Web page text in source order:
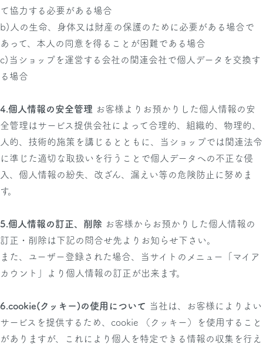
て協力する必要がある場合
b)人の生命、身体又は財産の保護のために必要がある場合で
あって、本人の同意を得ることが困難である場合
c)当ショップを運営する会社の関連会社で個人データを交換す
る場合
4.個人情報の安全管理 お客様よりお預かりした個人情報の安
全管理はサービス提供会社によって合理的、組織的、物理的、
人的、技術的施策を講じるとともに、当ショップでは関連法令
に準じた適切な取扱いを行うことで個人データへの不正な侵
入、個人情報の紛失、改ざん、漏えい等の危険防止に努めま
す。
5.個人情報の訂正、削除 お客様からお預かりした個人情報の
訂正・削除は下記の問合せ先よりお知らせ下さい。
また、ユーザー登録された場合、当サイトのメニュー「マイア
カウント」より個人情報の訂正が出来ます。
6.cookie(クッキー)の使用について
当社は、お客様によりよい
サービスを提供するため、cookie （クッキー）を使用すること
がありますが、これにより個人を特定できる情報の収集を行え